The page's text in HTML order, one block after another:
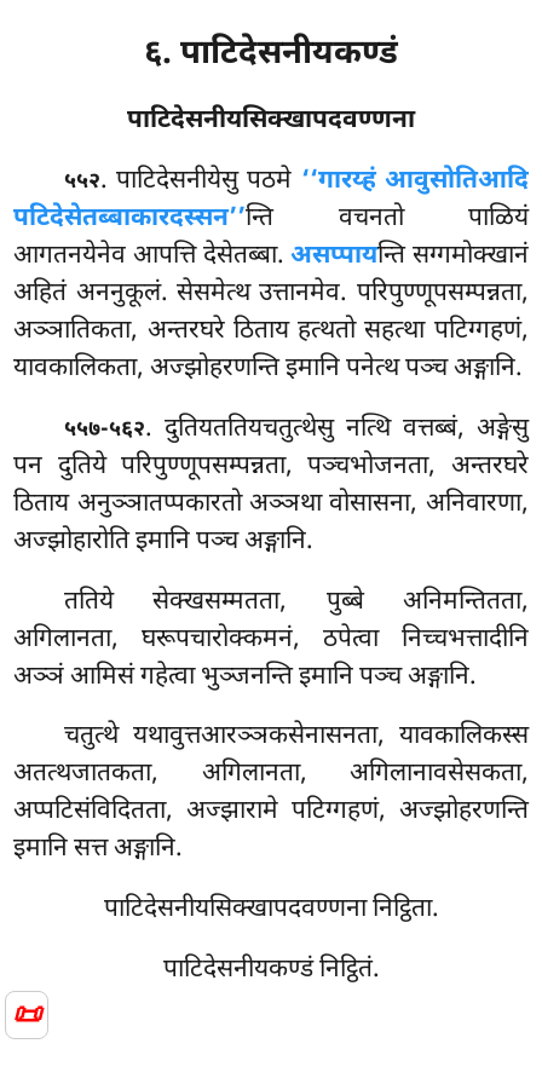
📜
६. पाटिदेसनीयकण्डं
पाटिदेसनीयसिक्खापदवण्णना
५५२. पाटिदेसनीयेसुपठमे ‘‘गारय्हं आवुसोतिआदि
पटिदेसेतब्बाकारदस्सन’’न्ति वचनतो पाळियं
आगतनयेनेव आपत्ति देसेतब्बा.असप्पायन्ति सग्गमोक्खानं
अहितं अननुकूलं. सेसमेत्थ उत्तानमेव. परिपुण्णूपसम्पन्नता,
अञ्ञातिकता, अन्तरघरे ठिताय हत्थतो सहत्था पटिग्गहणं,
यावकालिकता, अज्झोहरणन्ति इमानि पनेत्थ पञ्च अङ्गानि.
५५७-५६२. दुतियततियचतुत्थेसु नत्थि वत्तब्बं, अङ्गेसु
पन दुतिये परिपुण्णूपसम्पन्नता, पञ्चभोजनता, अन्तरघरे
ठिताय अनुञ्ञातप्पकारतो अञ्ञथा वोसासना, अनिवारणा,
अज्झोहारोति इमानि पञ्च अङ्गानि.
ततिये सेक्खसम्मतता, पुब्बे अनिमन्तितता,
अगिलानता, घरूपचारोक्कमनं, ठपेत्वा निच्चभत्तादीनि
अञ्ञं आमिसं गहेत्वा भुञ्जनन्ति इमानि पञ्च अङ्गानि.
चतुत्थे यथावुत्तआरञ्ञकसेनासनता, यावकालिकस्स
अतत्थजातकता, अगिलानता, अगिलानावसेसकता,
अप्पटिसंविदितता, अज्झारामे पटिग्गहणं, अज्झोहरणन्ति
इमानि सत्त अङ्गानि.
पाटिदेसनीयसिक्खापदवण्णना निट्ठिता.
पाटिदेसनीयकण्डं निट्ठितं.